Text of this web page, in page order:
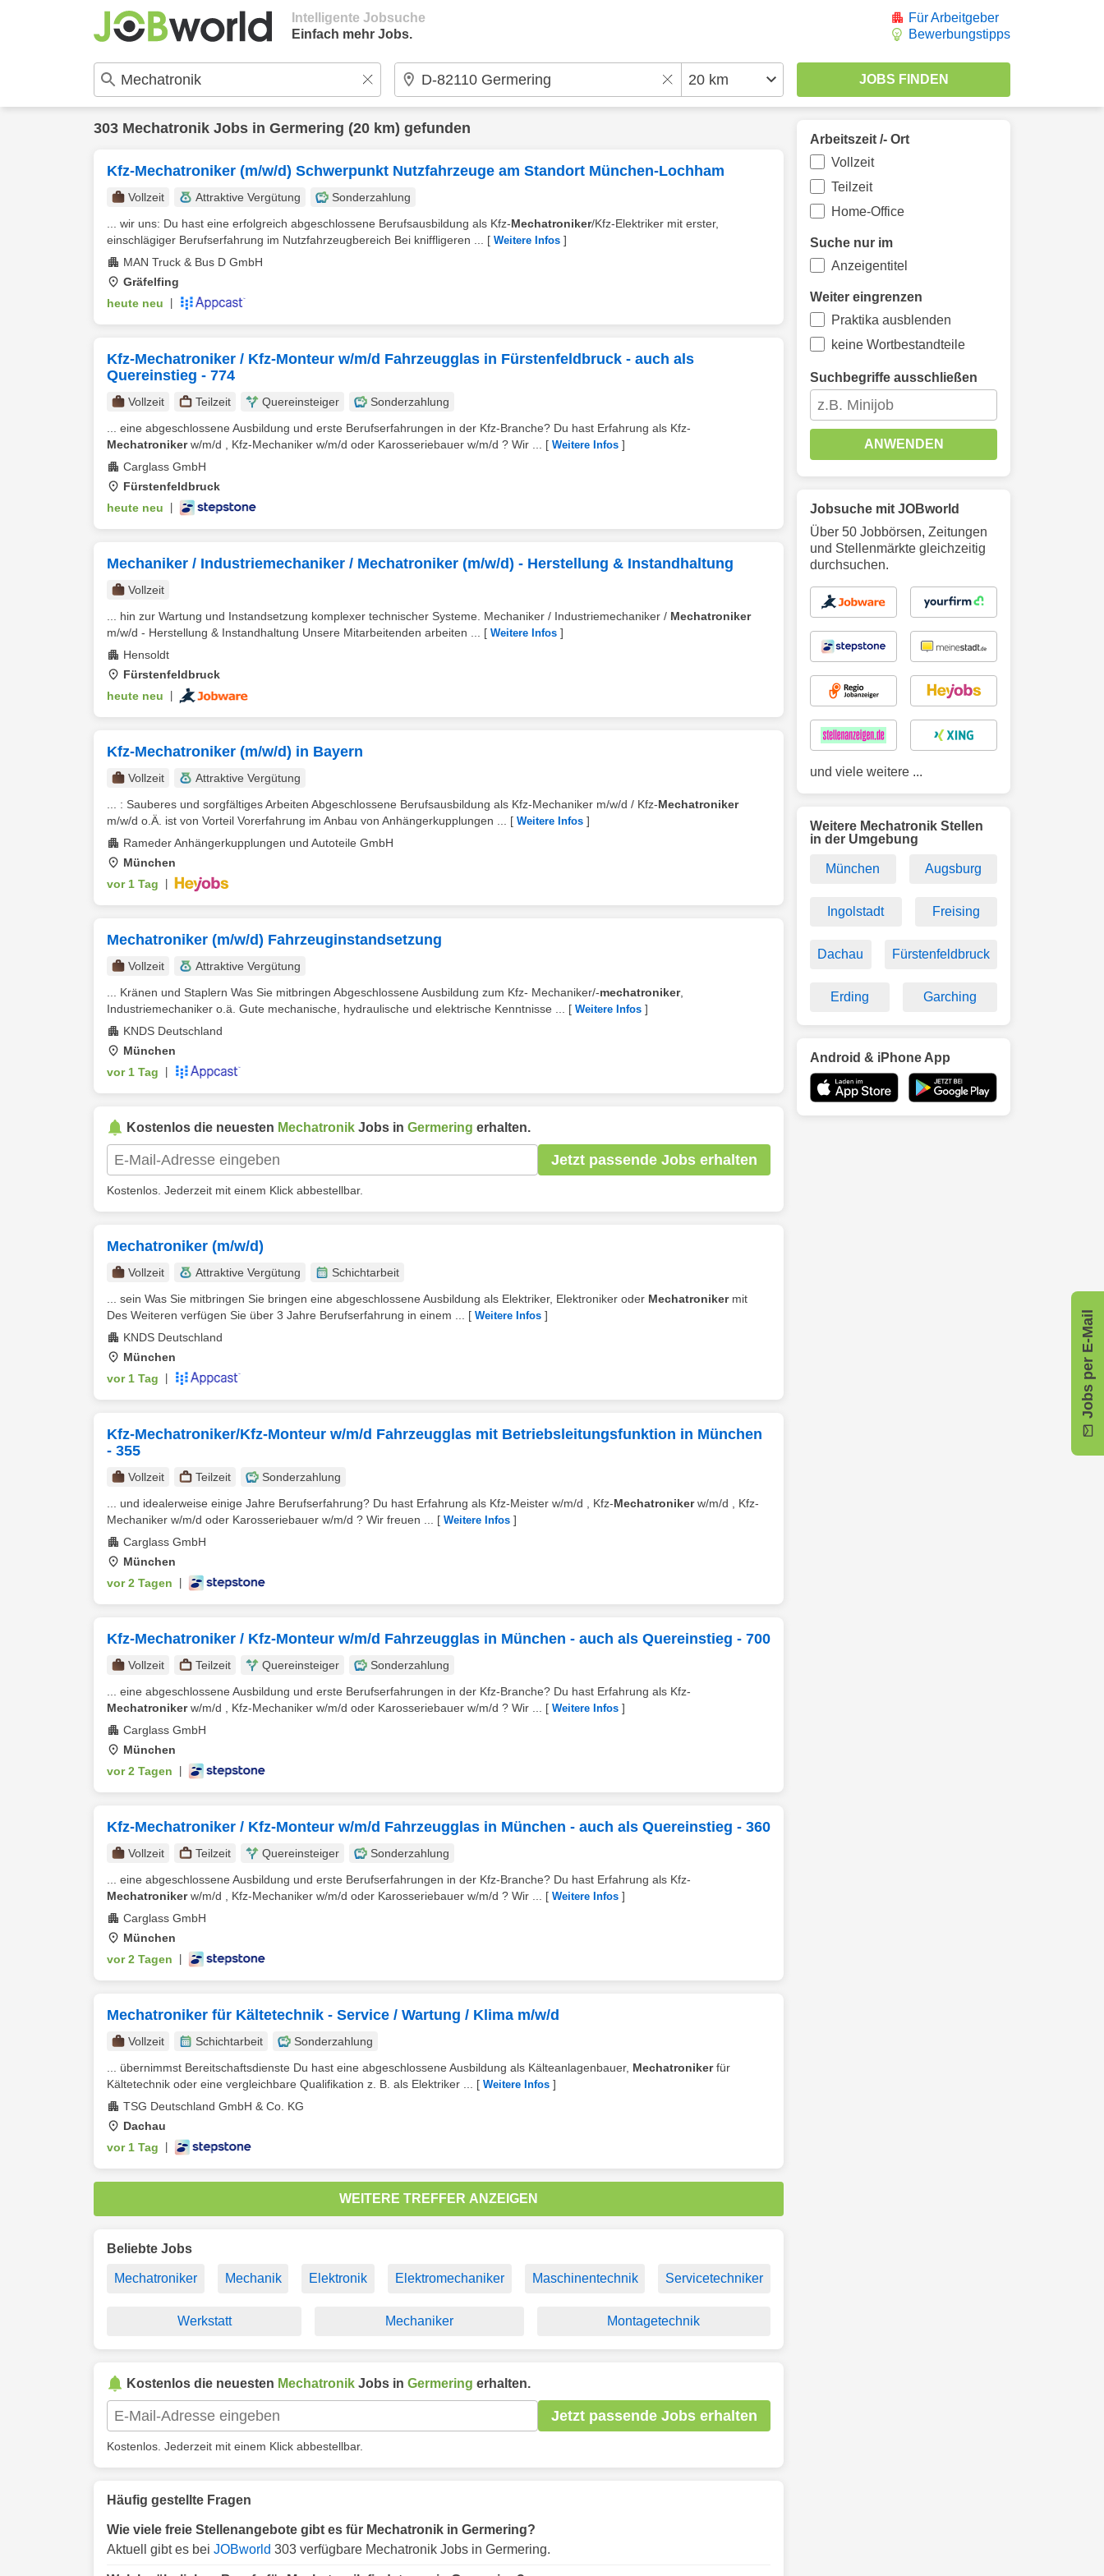
Intelligente Jobsuche
Einfach mehr Jobs.
Für Arbeitgeber
Bewerbungstipps
303 Mechatronik Jobs in Germering (20 km) gefunden
Kfz-Mechatroniker (m/w/d) Schwerpunkt Nutzfahrzeuge am Standort München-Lochham
Vollzeit Attraktive Vergütung
Sonderzahlung
... wir uns: Du hast eine erfolgreich abgeschlossene Berufsausbildung als Kfz-Mechatroniker/Kfz-Elektriker mit erster,
einschlägiger Berufserfahrung im Nutzfahrzeugbereich Bei kniffligeren ...
[ Weitere Infos ]
MAN Truck & Bus D GmbH
Gräfelfing
heute neu
Kfz-Mechatroniker / Kfz-Monteur w/m/d Fahrzeugglas in Fürstenfeldbruck - auch als
Quereinstieg - 774
Vollzeit Teilzeit Quereinsteiger
Sonderzahlung
... eine abgeschlossene Ausbildung und erste Berufserfahrungen in der Kfz-Branche? Du hast Erfahrung als Kfz-
Mechatronikerw/m/d , Kfz-Mechaniker w/m/d oder Karosseriebauer w/m/d ? Wir ... [ Weitere Infos ]
Carglass GmbH
Fürstenfeldbruck
heute neu
Mechaniker / Industriemechaniker / Mechatroniker (m/w/d) - Herstellung & Instandhaltung
Vollzeit
... hin zur Wartung und Instandsetzung komplexer technischer Systeme. Mechaniker / Industriemechaniker / Mechatroniker
m/w/d - Herstellung & Instandhaltung Unsere Mitarbeitenden arbeiten ...
[ Weitere Infos ]
Hensoldt
Fürstenfeldbruck
heute neu
Kfz-Mechatroniker (m/w/d) in Bayern
Vollzeit
Attraktive Vergütung
... : Sauberes und sorgfältiges Arbeiten Abgeschlossene Berufsausbildung als Kfz-Mechaniker m/w/d / Kfz-Mechatroniker
m/w/d o.Ä. ist von Vorteil Vorerfahrung im Anbau von Anhängerkupplungen ...
[ Weitere Infos ]
Rameder Anhängerkupplungen und Autoteile GmbH
München
vor 1 Tag
Mechatroniker (m/w/d) Fahrzeuginstandsetzung
Vollzeit
Attraktive Vergütung
... Kränen und Staplern Was Sie mitbringen Abgeschlossene Ausbildung zum Kfz- Mechaniker/-mechatroniker,
Industriemechaniker o.ä. Gute mechanische, hydraulische und elektrische Kenntnisse ...
[ Weitere Infos ]
KNDS Deutschland
München
vor 1 Tag
Kostenlos die neuesten Mechatronik Jobs in Germering erhalten.
Jetzt passende Jobs erhalten
Kostenlos. Jederzeit mit einem Klick abbestellbar.
Mechatroniker (m/w/d)
Vollzeit Attraktive Vergütung
Schichtarbeit
... sein Was Sie mitbringen Sie bringen eine abgeschlossene Ausbildung als Elektriker, Elektroniker oder Mechatronikermit
Des Weiteren verfügen Sie über 3 Jahre Berufserfahrung in einem ...
[ Weitere Infos ]
KNDS Deutschland
München
vor 1 Tag
Kfz-Mechatroniker/Kfz-Monteur w/m/d Fahrzeugglas mit Betriebsleitungsfunktion in München
- 355
Vollzeit Teilzeit
Sonderzahlung
... und idealerweise einige Jahre Berufserfahrung? Du hast Erfahrung als Kfz-Meister w/m/d , Kfz-Mechatronikerw/m/d , Kfz-
Mechaniker w/m/d oder Karosseriebauer w/m/d ? Wir freuen ...
[ Weitere Infos ]
Carglass GmbH
München
vor 2 Tagen
Kfz-Mechatroniker / Kfz-Monteur w/m/d Fahrzeugglas in München - auch als Quereinstieg - 700
Vollzeit Teilzeit Quereinsteiger
Sonderzahlung
... eine abgeschlossene Ausbildung und erste Berufserfahrungen in der Kfz-Branche? Du hast Erfahrung als Kfz-
Mechatronikerw/m/d , Kfz-Mechaniker w/m/d oder Karosseriebauer w/m/d ? Wir ... [ Weitere Infos ]
Carglass GmbH
München
vor 2 Tagen
Kfz-Mechatroniker / Kfz-Monteur w/m/d Fahrzeugglas in München - auch als Quereinstieg - 360
Vollzeit Teilzeit Quereinsteiger
Sonderzahlung
... eine abgeschlossene Ausbildung und erste Berufserfahrungen in der Kfz-Branche? Du hast Erfahrung als Kfz-
Mechatronikerw/m/d , Kfz-Mechaniker w/m/d oder Karosseriebauer w/m/d ? Wir ... [ Weitere Infos ]
Carglass GmbH
München
vor 2 Tagen
Mechatroniker für Kältetechnik - Service / Wartung / Klima m/w/d
Vollzeit Schichtarbeit
Sonderzahlung
... übernimmst Bereitschaftsdienste Du hast eine abgeschlossene Ausbildung als Kälteanlagenbauer, Mechatronikerfür
Kältetechnik oder eine vergleichbare Qualifikation z. B. als Elektriker ...
[ Weitere Infos ]
TSG Deutschland GmbH & Co. KG
Dachau
vor 1 Tag
WEITERE TREFFER ANZEIGEN
Beliebte Jobs
Mechatroniker Mechanik Elektronik Elektromechaniker Maschinentechnik Servicetechniker
Werkstatt Mechaniker Montagetechnik
Kostenlos die neuesten Mechatronik Jobs in Germering erhalten.
Jetzt passende Jobs erhalten
Kostenlos. Jederzeit mit einem Klick abbestellbar.
Häufig gestellte Fragen
Wie viele freie Stellenangebote gibt es für Mechatronik in Germering?
Aktuell gibt es bei JOBworld 303 verfügbare Mechatronik Jobs in Germering.
Jobs per E-Mail
Arbeitszeit /- Ort
Vollzeit
Teilzeit
Home-Office
Suche nur im
Anzeigentitel
Weiter eingrenzen
Praktika ausblenden
keine Wortbestandteile
Suchbegriffe ausschließen
ANWENDEN
Jobsuche mit JOBworld
Über 50 Jobbörsen, Zeitungen
und Stellenmärkte gleichzeitig
durchsuchen.
und viele weitere ...
Weitere Mechatronik Stellen
in der Umgebung
München Augsburg
Ingolstadt Freising
Dachau Fürstenfeldbruck
Erding Garching
Android & iPhone App